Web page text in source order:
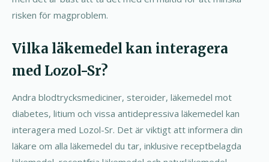
risken för magproblem.
Vilka läkemedel kan interagera
med Lozol-Sr?
Andra blodtrycksmediciner, steroider, läkemedel mot
diabetes, litium och vissa antidepressiva läkemedel kan
interagera med Lozol-Sr. Det är viktigt att informera din
läkare om alla läkemedel du tar, inklusive receptbelagda